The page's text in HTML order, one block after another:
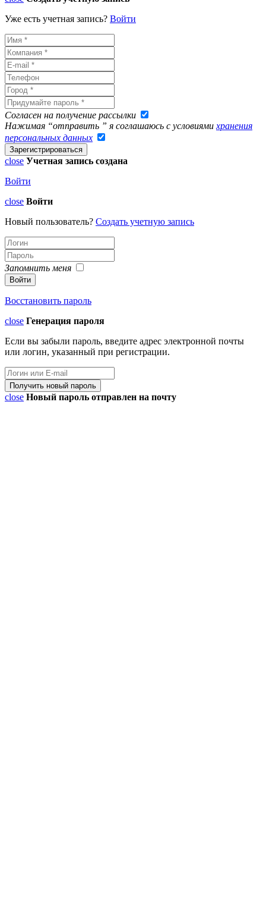
Уже есть учетная запись? Войти
Согласен на получение рассылки
Нажимая “отправить ” я соглашаюсь с условиями хранения
персональных данных
close Учетная запись создана
Войти
close Войти
Новый пользователь? Создать учетную запись
Запомнить меня
Восстановить пароль
close Генерация пароля
Если вы забыли пароль, введите адрес электронной почты
или логин, указанный при регистрации.
close Новый пароль отправлен на почту